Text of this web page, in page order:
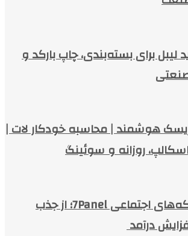
لیبل برای بسته‌بندی، چاپ بارکد و
هوشمند | محاسبه خودکار لات |
روزانه و سوئینگ
خدمات شبکه‌های اجتماعی 7Panel؛ از جذب
درآمد